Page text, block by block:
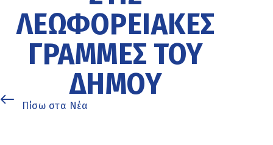
ΛΕΩΦΟΡΕΙΑΚΈΣ
ΓΡΑΜΜΈΣ ΤΟΥ
ΔΉΜΟΥ
Πίσω στα Νέα